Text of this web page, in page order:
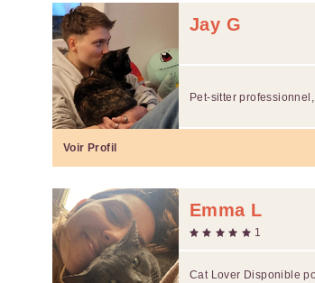
Jay G
Pet-sitter
Voir Profil
Emma L
1
Cat Lover Disponible